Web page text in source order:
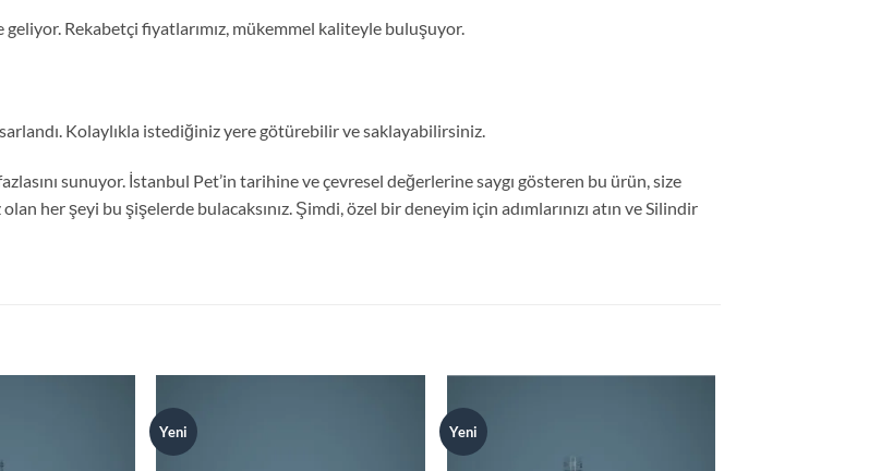
Rekabetçi fiyatlarımız, mükemmel kaliteyle buluşuyor.
Kolaylıkla istediğiniz yere götürebilir ve saklayabilirsiniz.
sunuyor. İstanbul Pet’in tarihine ve çevresel değerlerine saygı gösteren bu ürün, size
her şeyi bu şişelerde bulacaksınız. Şimdi, özel bir deneyim için adımlarınızı atın ve Silindir
Yeni Yeni